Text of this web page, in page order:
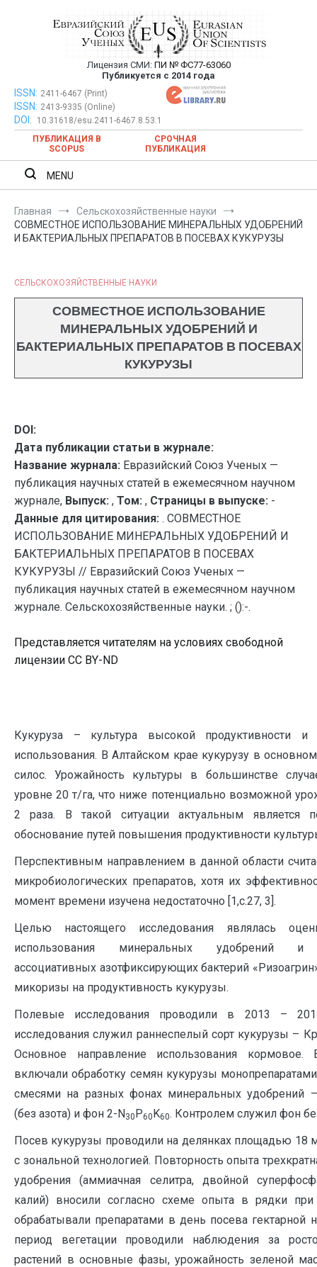
Евразийский Союз Ученых —
публикация научных статей в
ежемесячном научном журнале
Лицензия СМИ: ПИ № ФС77-63060
Публикуется с 2014 года
Евразийский Союз Ученых — публикация научных статей в
ежемесячном научном журнале
ISSN: 2411-6467 (Print)
ISSN: 2413-9335 (Online)
DOI:
10.31618/esu.2411-6467.8.53.1
ПУБЛИКАЦИЯ В
SCOPUS
СРОЧНАЯ
ПУБЛИКАЦИЯ
MENU
Главная
Сельскохозяйственные науки
СОВМЕСТНОЕ ИСПОЛЬЗОВАНИЕ МИНЕРАЛЬНЫХ УДОБРЕНИЙ
И БАКТЕРИАЛЬНЫХ ПРЕПАРАТОВ В ПОСЕВАХ КУКУРУЗЫ
СЕЛЬСКОХОЗЯЙСТВЕННЫЕ НАУКИ
СОВМЕСТНОЕ ИСПОЛЬЗОВАНИЕ
МИНЕРАЛЬНЫХ УДОБРЕНИЙ И
БАКТЕРИАЛЬНЫХ ПРЕПАРАТОВ В ПОСЕВАХ
КУКУРУЗЫ
DOI:
Дата публикации статьи в журнале:
Название журнала: Евразийский Союз Ученых —
публикация научных статей в ежемесячном научном
журнале, Выпуск: , Том: , Страницы в выпуске: -
Данные для цитирования: . СОВМЕСТНОЕ
ИСПОЛЬЗОВАНИЕ МИНЕРАЛЬНЫХ УДОБРЕНИЙ И
БАКТЕРИАЛЬНЫХ ПРЕПАРАТОВ В ПОСЕВАХ
КУКУРУЗЫ // Евразийский Союз Ученых —
публикация научных статей в ежемесячном научном
журнале. Сельскохозяйственные науки. ; ():-.
Представляется читателям на условиях свободной
лицензии CC BY-ND
Кукуруза – культура высокой продуктивности и
использования. В Алтайском крае кукурузу в
силос. Урожайность культуры в большинстве
уровне 20 т/га, что ниже потенциально возможной
2 раза. В такой ситуации актуальным является
обоснование путей повышения продуктивности
Перспективным направлением в данной области
микробиологических препаратов, хотя их
момент времени изучена недостаточно [1,c.27, 3].
Целью настоящего исследования являлась
использования минеральных удобрений и
ассоциативных азотфиксирующих бактерий
микоризы на продуктивность кукурузы.
Полевые исследования проводили в 2013 –
исследования служил раннеспелый сорт кукурузы –
Основное направление использования кормовое.
включали обработку семян кукурузы
смесями на разных фонах минеральных удобрений
(без азота) и фон 2-N30P60K60. Контролем служил фон
Посев кукурузы проводили на делянках площадью 18
с зональной технологией. Повторность опыта
удобрения (аммиачная селитра, двойной
калий) вносили согласно схеме опыта в рядки
обрабатывали препаратами в день посева гектарной
период вегетации проводили наблюдения за
растений в основные фазы, урожайность зеленой